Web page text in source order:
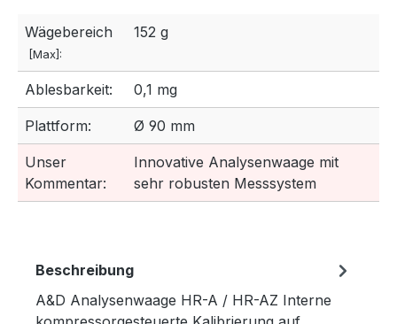
Wägebereich
[Max]:
152 g
Ablesbarkeit: 0,1 mg
Plattform: Ø 90 mm
Unser
Kommentar:
Innovative Analysenwaage mit
sehr robusten Messsystem
Beschreibung
A&D Analysenwaage HR-A / HR-AZ Interne